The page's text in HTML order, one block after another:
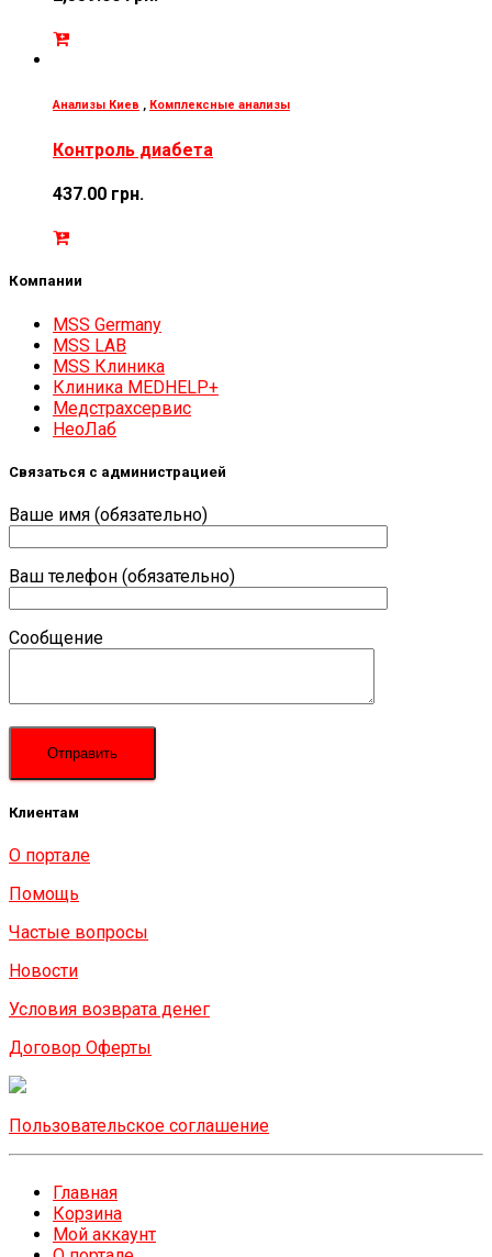
Анализы Киев , Комплексные анализы
Контроль диабета
437.00 грн.
Компании
MSS Germany
MSS LAB
MSS Клиника
Клиника MEDHELP+
Медстрахсервис
НеоЛаб
Связаться с администрацией
Ваше имя (обязательно)
Ваш телефон (обязательно)
Сообщение
Клиентам
О портале
Помощь
Частые вопросы
Новости
Условия возврата денег
Договор Оферты
Пользовательское соглашение
Главная
Корзина
Мой аккаунт